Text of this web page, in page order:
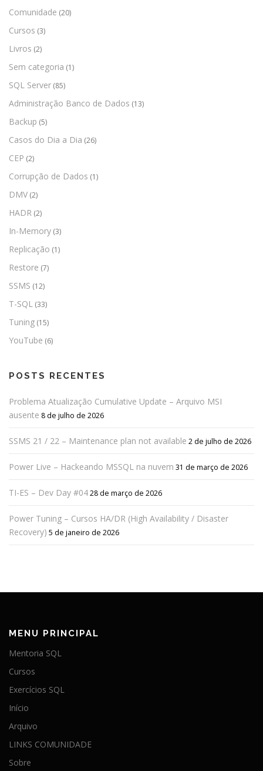
Comunidade (20)
Cursos (3)
Livros (2)
Sem categoria (1)
SQL Server (85)
Administração Banco de Dados (13)
Backup (5)
Casos do Dia a Dia (26)
CEP (2)
Corrupção de Dados (1)
DMV (2)
HADR (2)
In-Memory (3)
Replicação (1)
Restore (7)
SSMS (12)
T-SQL (33)
Tuning (15)
YouTube (6)
POSTS RECENTES
Problema Atualização Cumulative Update – Arquivo MSI
ausente 8 de julho de 2026
SSMS 21 / 22 – Maintenance plan not available 2 de julho de 2026
Power Live – Hackeando MSSQL na nuvem 31 de março de 2026
TI-ES – Dev Day #0428 de março de 2026
Power Tuning – Cursos HA/DR (High Availability / Disaster
Recovery) 5 de janeiro de 2026
MENU PRINCIPAL
Mentoria SQL
Cursos
Exercícios SQL
Início
Arquivo
LINKS COMUNIDADE
Sobre